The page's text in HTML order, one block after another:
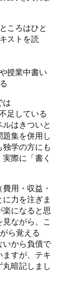
ころはひと
ストを読
授業中書い
は
足している
はきついと
集を併用し
独学の方にも
際に「書く
用・収益・
力を注ぎま
楽になると思
ながら、こ
ら覚える
いから負債で
ますが、テキ
暗記しまし